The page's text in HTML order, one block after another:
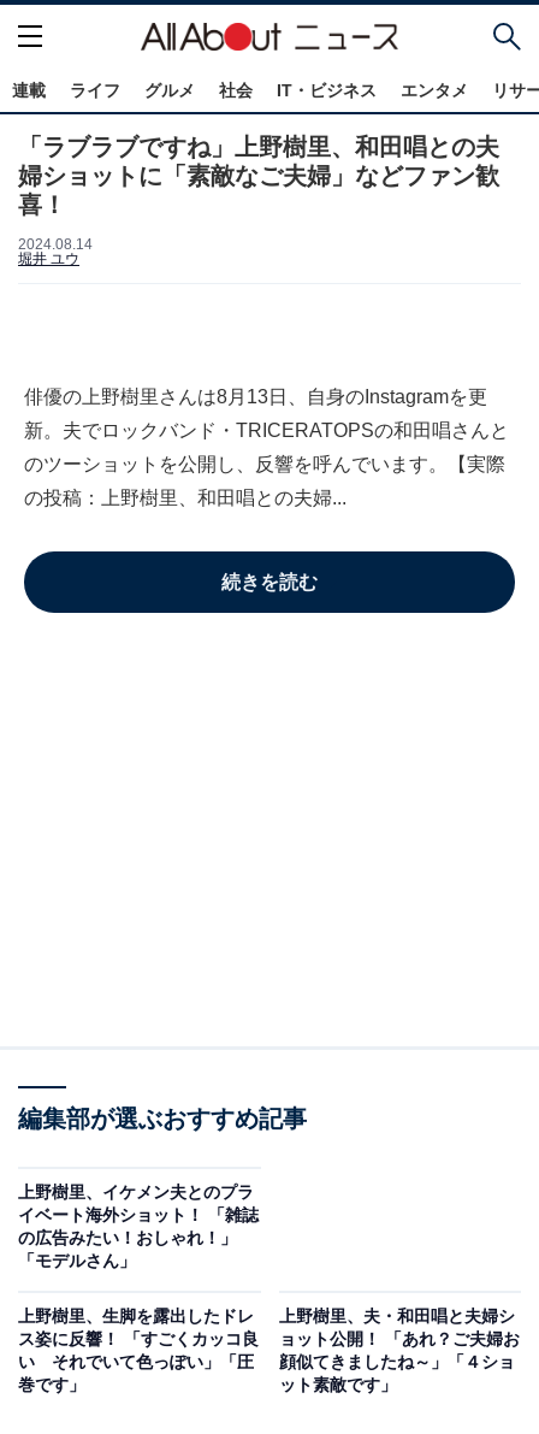
連載 ライフ グルメ 社会 IT・ビジネス エンタメ リサ
「ラブラブですね」上野樹里、和田唱との夫
婦ショットに「素敵なご夫婦」などファン歓
喜！
2024.08.14
堀井 ユウ
俳優の上野樹里さんは8月13日、自身のInstagramを更
新。夫でロックバンド・TRICERATOPSの和田唱さんと
のツーショットを公開し、反響を呼んでいます。【実際
の投稿：上野樹里、和田唱との夫婦...
続きを読む
編集部が選ぶおすすめ記事
上野樹里、イケメン夫とのプラ
イベート海外ショット！ 「雑誌
の広告みたい！おしゃれ！」
「モデルさん」
上野樹里、生脚を露出したドレ
ス姿に反響！ 「すごくカッコ良
い それでいて色っぽい」「圧
巻です」
上野樹里、夫・和田唱と夫婦シ
ョット公開！ 「あれ？ご夫婦お
顔似てきましたね～」「４ショ
ット素敵です」